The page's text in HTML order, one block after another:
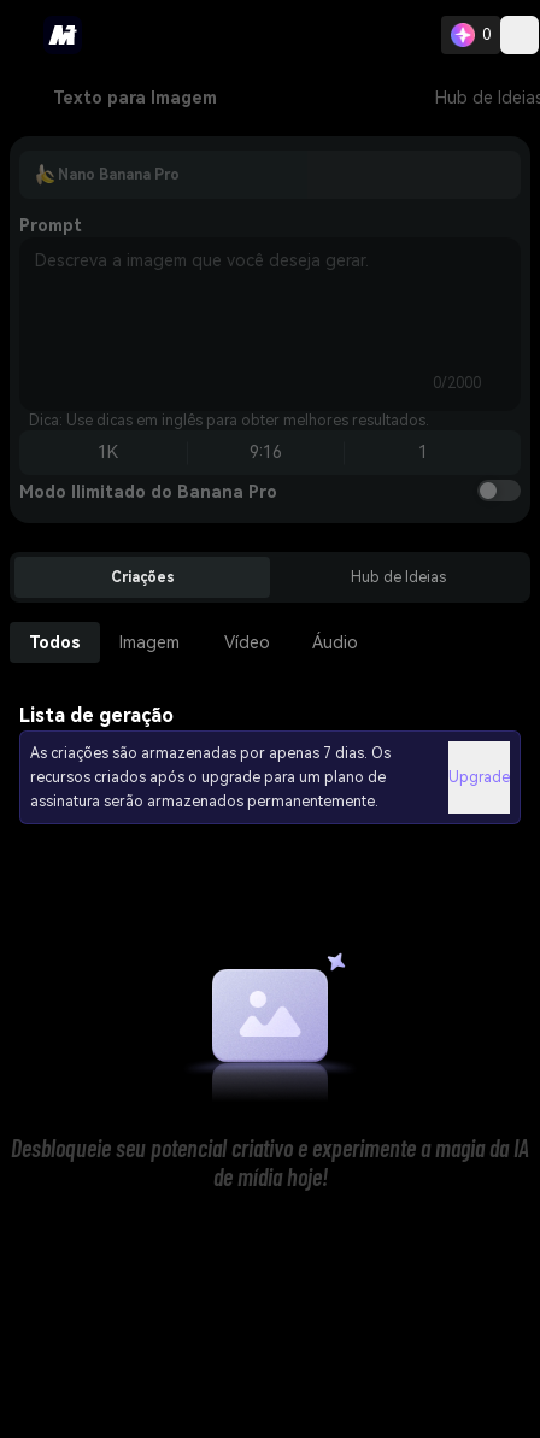
0
Texto para Imagem Hub de
Nano Banana Pro
Prompt
0/2000
Dica: Use dicas em inglês para obter melhores resultados.
1K 9:16 1
Modo Ilimitado do Banana Pro
Criações Hub de Ideias
Todos Imagem Vídeo Áudio
Lista de geração
As criações são armazenadas por apenas 7 dias. Os
recursos criados após o upgrade para um plano de
assinatura serão armazenados permanentemente.
Upgrade
Desbloqueie seu potencial criativo e experimente a magia da IA
de mídia hoje!